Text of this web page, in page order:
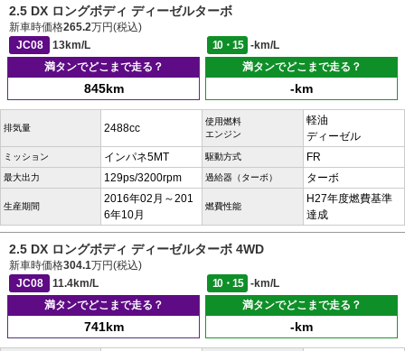
2.5 DX ロングボディ ディーゼルターボ
新車時価格265.2万円(税込)
JC08
13km/L 10・15
-km/L
満タンでどこまで走る？
845km
満タンでどこまで走る？
-km
排気量 2488cc
使用燃料
エンジン
軽油
ディーゼル
ミッション インパネ5MT 駆動方式 FR
最大出力 129ps/3200rpm 過給器（ターボ） ターボ
生産期間
2016年02月～201
6年10月
燃費性能
H27年度燃費基準
達成
2.5 DX ロングボディ ディーゼルターボ 4WD
新車時価格304.1万円(税込)
JC08
11.4km/L 10・15
-km/L
満タンでどこまで走る？
741km
満タンでどこまで走る？
-km